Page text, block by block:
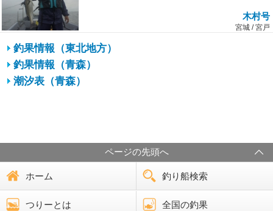
木村号
宮城 / 宮戸
釣果情報（東北地方）
釣果情報（青森）
潮汐表（青森）
ページの先頭へ
ホーム 釣り船検索
つりーとは 全国の釣果